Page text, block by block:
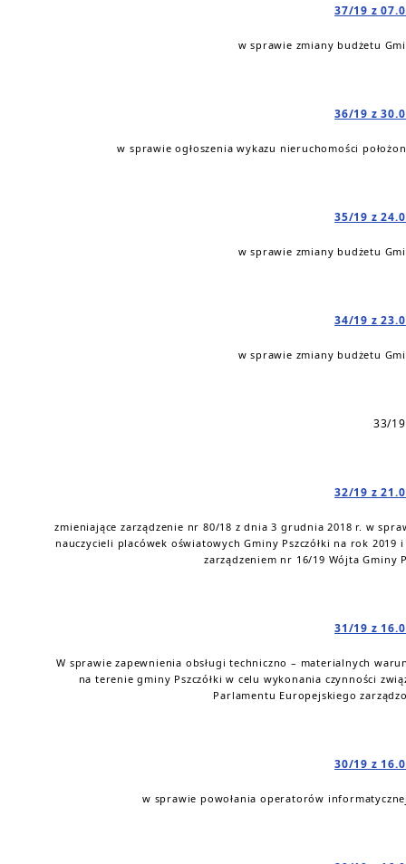
37/19 z
w sprawie zmiany budżetu
36/19 z
w sprawie ogłoszenia wykazu nieruchomości
35/19 z
w sprawie zmiany budżetu
34/19 z
w sprawie zmiany budżetu
33/19
32/19 z
zmieniające zarządzenie nr 80/18 z dnia 3 grudnia 2018 r. w
nauczycieli placówek oświatowych Gminy Pszczółki na rok
zarządzeniem nr 16/19 Wójta Gminy
31/19 z
W sprawie zapewnienia obsługi techniczno – materialnych
na terenie gminy Pszczółki w celu wykonania czynności
Parlamentu Europejskiego
30/19 z
w sprawie powołania operatorów